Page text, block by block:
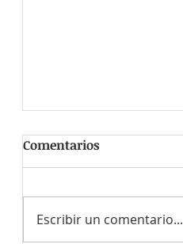
Comentarios
Escribir un comentario...